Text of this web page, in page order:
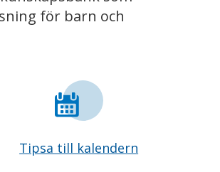
för barn och
Tipsa till kalendern